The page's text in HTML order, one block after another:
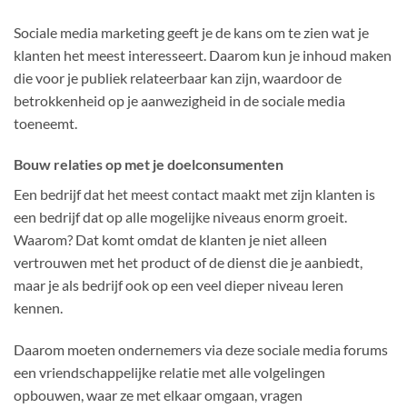
Sociale media marketing geeft je de kans om te zien wat je
klanten het meest interesseert. Daarom kun je inhoud maken
die voor je publiek relateerbaar kan zijn, waardoor de
betrokkenheid op je aanwezigheid in de sociale media
toeneemt.
Bouw relaties op met je doelconsumenten
Een bedrijf dat het meest contact maakt met zijn klanten is
een bedrijf dat op alle mogelijke niveaus enorm groeit.
Waarom? Dat komt omdat de klanten je niet alleen
vertrouwen met het product of de dienst die je aanbiedt,
maar je als bedrijf ook op een veel dieper niveau leren
kennen.
Daarom moeten ondernemers via deze sociale media forums
een vriendschappelijke relatie met alle volgelingen
opbouwen, waar ze met elkaar omgaan, vragen